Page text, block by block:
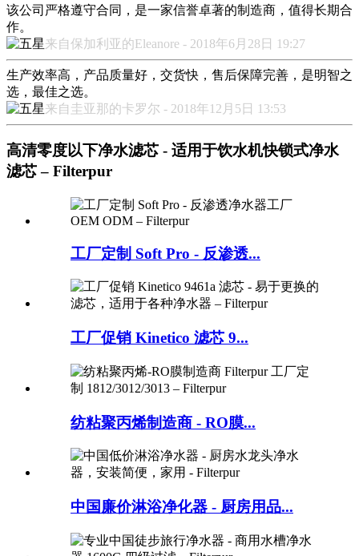
该公司严格遵守合同，是一家信誉卓著的制造商，值得长期合
作。
来自保加利亚的Eleanore - 2018年6月28日 19:27
生产效率高，产品质量好，交货快，售后保障完善，是明智之
选，最佳之选。
来自圭亚那的卡罗尔 - 2018年12月5日 13:53
高清零度以下净水滤芯 - 适用于饮水机快锁式净水
滤芯 – Filterpur
工厂定制 Soft Pro - 反渗透...
工厂促销 Kinetico 滤芯 9...
纺粘聚丙烯制造商 - RO膜...
中国廉价淋浴净化器 - 厨房用品...